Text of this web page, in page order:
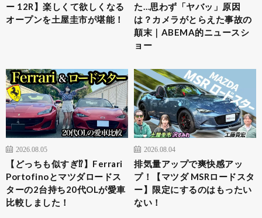
ー 12R】楽しくて欲しくなる
オープンを土屋圭市が堪能！
た…思わず「ヤバッ」原因
は？カメラがとらえた事故の
顛末｜ABEMA的ニュースシ
ョー
2026.08.05
【どっちも似すぎ⁉︎】Ferrari
Portofinoとマツダロードス
ターの2台持ち20代OLが愛車
比較しました！
2026.08.04
排気量アップで爽快感アッ
プ！【マツダ MSRロードスタ
ー】限定にするのはもったい
ない！